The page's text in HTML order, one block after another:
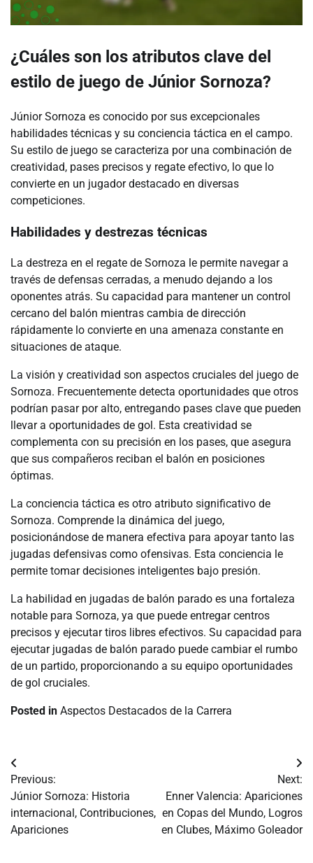
¿Cuáles son los atributos clave del
estilo de juego de Júnior Sornoza?
Júnior Sornoza es conocido por sus excepcionales
habilidades técnicas y su conciencia táctica en el campo.
Su estilo de juego se caracteriza por una combinación de
creatividad, pases precisos y regate efectivo, lo que lo
convierte en un jugador destacado en diversas
competiciones.
Habilidades y destrezas técnicas
La destreza en el regate de Sornoza le permite navegar a
través de defensas cerradas, a menudo dejando a los
oponentes atrás. Su capacidad para mantener un control
cercano del balón mientras cambia de dirección
rápidamente lo convierte en una amenaza constante en
situaciones de ataque.
La visión y creatividad son aspectos cruciales del juego de
Sornoza. Frecuentemente detecta oportunidades que otros
podrían pasar por alto, entregando pases clave que pueden
llevar a oportunidades de gol. Esta creatividad se
complementa con su precisión en los pases, que asegura
que sus compañeros reciban el balón en posiciones
óptimas.
La conciencia táctica es otro atributo significativo de
Sornoza. Comprende la dinámica del juego,
posicionándose de manera efectiva para apoyar tanto las
jugadas defensivas como ofensivas. Esta conciencia le
permite tomar decisiones inteligentes bajo presión.
La habilidad en jugadas de balón parado es una fortaleza
notable para Sornoza, ya que puede entregar centros
precisos y ejecutar tiros libres efectivos. Su capacidad para
ejecutar jugadas de balón parado puede cambiar el rumbo
de un partido, proporcionando a su equipo oportunidades
de gol cruciales.
Posted in Aspectos Destacados de la Carrera
Post
navigation
Previous:
Júnior Sornoza: Historia
internacional, Contribuciones,
Apariciones
Next:
Enner Valencia: Apariciones
en Copas del Mundo, Logros
en Clubes, Máximo Goleador